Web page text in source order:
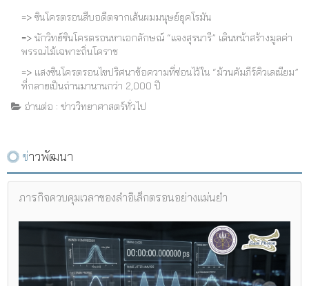
=> ซินโครตรอนสืบอดีตจากเส้นผมมนุษย์ยุคโรมัน
=> นักวิทย์ซินโครตรอนหาเอกลักษณ์ “แจงสุรนารี” เดินหน้าสร้างมูลค่า
พรรณไม้เฉพาะถิ่นโคราช
=> แสงซินโครตรอนไขปริศนาข้อความที่ซ่อนไว้ใน “ม้วนคัมภีร์คิวเลเนียม”
ที่กลายเป็นถ่านมานานกว่า 2,000 ปี
อ่านต่อ : ข่าววิทยาศาสตร์ทั่วไป
ข่าวพัฒนา
ภารกิจควบคุมเวลาของลำอิเล็กตรอนอย่างแม่นยำ